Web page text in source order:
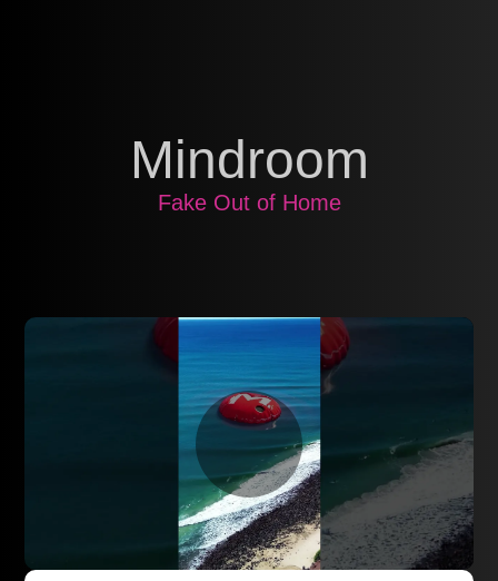
Mindroom
Fake Out of Home